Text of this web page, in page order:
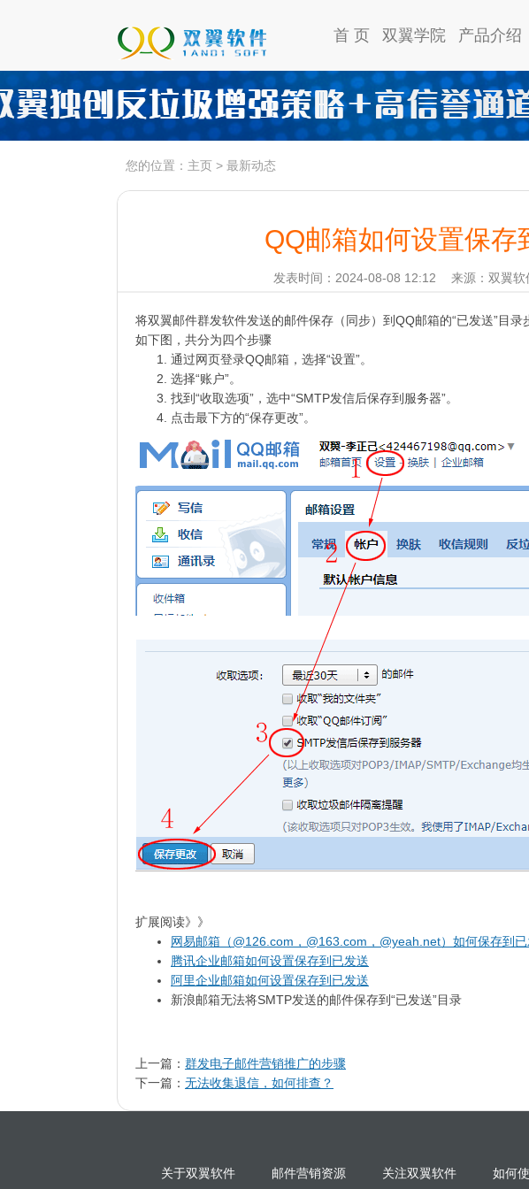
首 页 双翼学院 产品介绍
您的位置： 主页 > 最新动态
QQ邮箱如何设置保存
发表时间：2024-08-08 12:12 来源：双翼软
将双翼邮件群发软件发送的邮件保存（同步）到QQ邮箱的“已发送”目录
如下图，共分为四个步骤
通过网页登录QQ邮箱，选择“设置”。
选择“账户”。
找到“收取选项”，选中“SMTP发信后保存到服务器”。
点击最下方的“保存更改”。
扩展阅读》》
网易邮箱（@126.com，@163.com，@yeah.net）如何保存到
腾讯企业邮箱如何设置保存到已发送
阿里企业邮箱如何设置保存到已发送
新浪邮箱无法将SMTP发送的邮件保存到“已发送”目录
上一篇： 群发电子邮件营销推广的步骤
下一篇： 无法收集退信，如何排查？
关于双翼软件 邮件营销资源 关注双翼软件 如何